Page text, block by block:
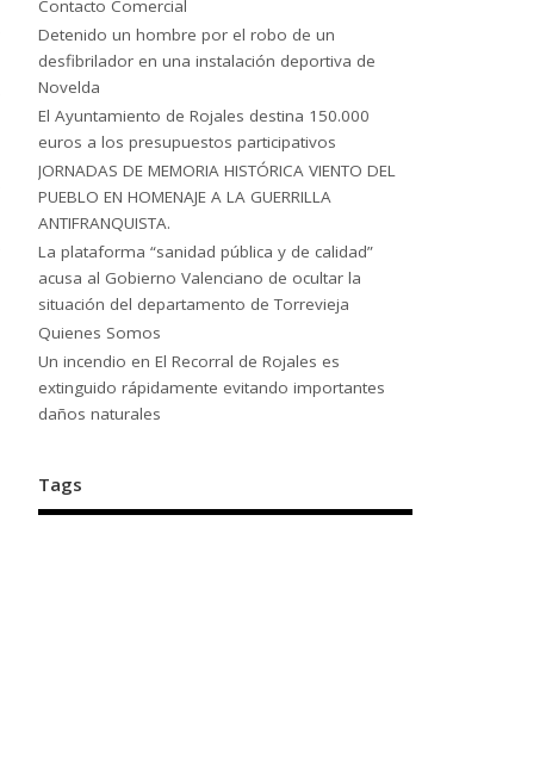
Contacto Comercial
Detenido un hombre por el robo de un
desfibrilador en una instalación deportiva de
Novelda
El Ayuntamiento de Rojales destina 150.000
euros a los presupuestos participativos
JORNADAS DE MEMORIA HISTÓRICA VIENTO DEL
PUEBLO EN HOMENAJE A LA GUERRILLA
ANTIFRANQUISTA.
La plataforma “sanidad pública y de calidad”
acusa al Gobierno Valenciano de ocultar la
situación del departamento de Torrevieja
Quienes Somos
Un incendio en El Recorral de Rojales es
extinguido rápidamente evitando importantes
daños naturales
Tags